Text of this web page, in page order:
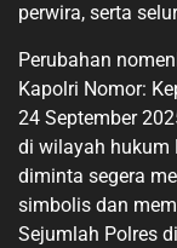
perwira, serta
Perubahan
Kapolri Nomor:
24 September
di wilayah hukum
diminta segera
simbolis dan
Sejumlah Polres